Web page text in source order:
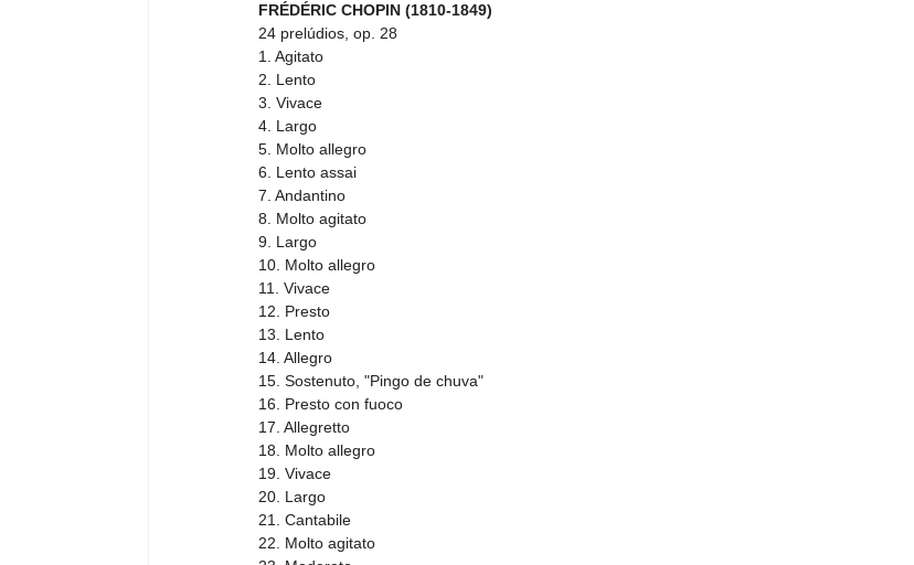
FRÉDÉRIC CHOPIN (1810-1849)
24 prelúdios, op. 28
1. Agitato
2. Lento
3. Vivace
4. Largo
5. Molto allegro
6. Lento assai
7. Andantino
8. Molto agitato
9. Largo
10. Molto allegro
11. Vivace
12. Presto
13. Lento
14. Allegro
15. Sostenuto, "Pingo de chuva"
16. Presto con fuoco
17. Allegretto
18. Molto allegro
19. Vivace
20. Largo
21. Cantabile
22. Molto agitato